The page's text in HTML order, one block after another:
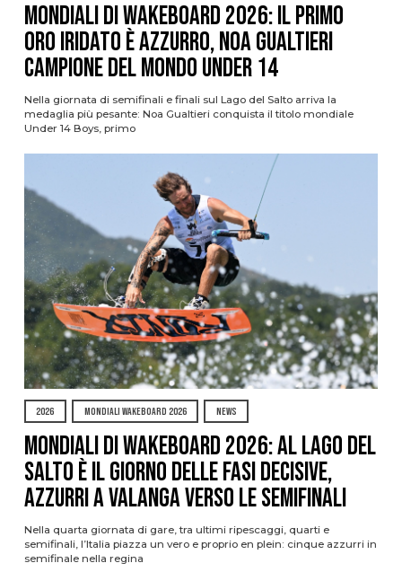
Mondiali di Wakeboard 2026: il primo
oro iridato è azzurro, Noa Gualtieri
campione del mondo Under 14
Nella giornata di semifinali e finali sul Lago del Salto arriva la
medaglia più pesante: Noa Gualtieri conquista il titolo mondiale
Under 14 Boys, primo
2026 MONDIALI WAKEBOARD 2026 NEWS
Mondiali di Wakeboard 2026: al Lago del
Salto è il giorno delle fasi decisive,
azzurri a valanga verso le semifinali
Nella quarta giornata di gare, tra ultimi ripescaggi, quarti e
semifinali, l’Italia piazza un vero e proprio en plein: cinque azzurri in
semifinale nella regina